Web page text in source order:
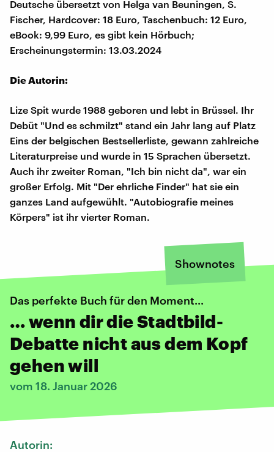
Deutsche übersetzt von Helga van Beuningen, S.
Fischer, Hardcover: 18 Euro, Taschenbuch: 12 Euro,
eBook: 9,99 Euro, es gibt kein Hörbuch;
Erscheinungstermin: 13.03.2024
Die Autorin:
Lize Spit wurde 1988 geboren und lebt in Brüssel. Ihr
Debüt "Und es schmilzt" stand ein Jahr lang auf Platz
Eins der belgischen Bestsellerliste, gewann zahlreiche
Literaturpreise und wurde in 15 Sprachen übersetzt.
Auch ihr zweiter Roman, "Ich bin nicht da", war ein
großer Erfolg. Mit "Der ehrliche Finder" hat sie ein
ganzes Land aufgewühlt. "Autobiografie meines
Körpers" ist ihr vierter Roman.
Shownotes
Das perfekte Buch für den Moment...
… wenn dir die Stadtbild-
Debatte nicht aus dem Kopf
gehen will
vom 18. Januar 2026
Autorin: